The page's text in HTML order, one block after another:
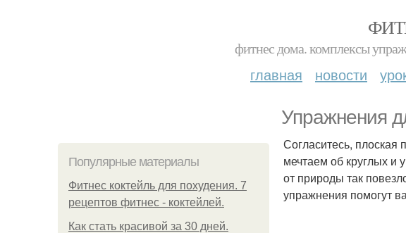
фитнес дома. комплексы
главная новости
Упражнения
Популярные материалы
Фитнес коктейль для похудения. 7
рецептов фитнес - коктейлей.
Как стать красивой за 30 дней.
Согласитесь, плоская
мечтаем об круглых и
от природы так
упражнения помогут